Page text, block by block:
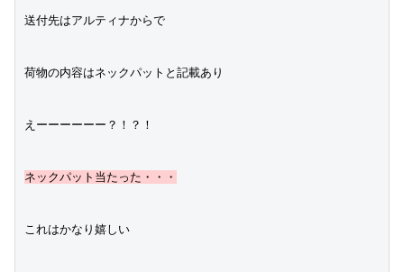
送付先はアルティナからで
荷物の内容はネックパットと記載あり
えーーーーーー？！？！
ネックパット当たった・・・
これはかなり嬉しい